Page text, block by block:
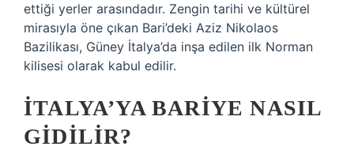
ettiği yerler arasındadır. Zengin tarihi ve kültürel
mirasıyla öne çıkan Bari’deki Aziz Nikolaos
Bazilikası, Güney İtalya’da inşa edilen ilk Norman
kilisesi olarak kabul edilir.
İTALYA’YA BARIYE NASIL
GIDILIR?